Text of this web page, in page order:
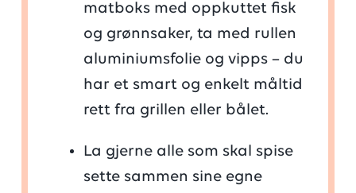
matboks med oppkuttet fisk
og grønnsaker, ta med rullen
aluminiumsfolie og vipps – du
har et smart og enkelt måltid
rett fra grillen eller bålet.
La gjerne alle som skal spise
sette sammen sine egne